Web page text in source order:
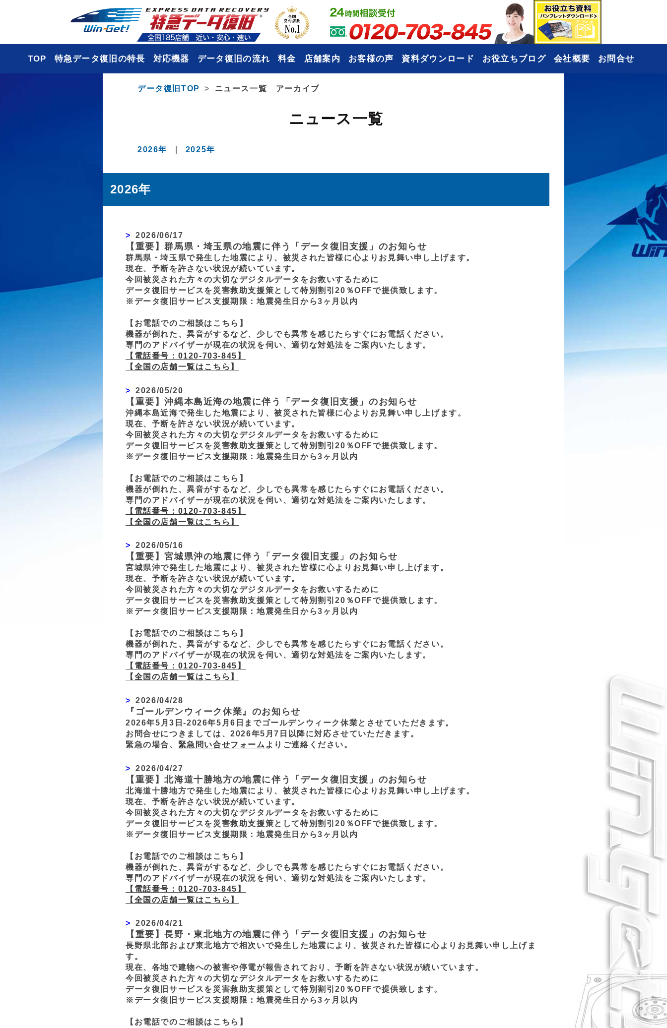
TOP 特急データ復旧の特長 対応機器 データ復旧の流れ 料金 店舗案内 お客様の声 資料ダウンロード お役立ちブログ 会社概要 お問合せ
データ復旧TOP ニュース一覧 アーカイブ
ニュース一覧
2026年 2025年
2026年
2026/06/17
【重要】群馬県・埼玉県の地震に伴う「データ復旧支援」のお知らせ
群馬県・埼玉県で発生した地震により、被災された皆様に心よりお見舞い申し上げます。
現在、予断を許さない状況が続いています。
今回被災された方々の大切なデジタルデータをお救いするために
データ復旧サービスを災害救助支援策として特別割引20％OFFで提供致します。
※データ復旧サービス支援期限：地震発生日から3ヶ月以内
【お電話でのご相談はこちら】
機器が倒れた、異音がするなど、少しでも異常を感じたらすぐにお電話ください。
専門のアドバイザーが現在の状況を伺い、適切な対処法をご案内いたします。
【電話番号：0120-703-845】
【全国の店舗一覧はこちら】
2026/05/20
【重要】沖縄本島近海の地震に伴う「データ復旧支援」のお知らせ
沖縄本島近海で発生した地震により、被災された皆様に心よりお見舞い申し上げます。
現在、予断を許さない状況が続いています。
今回被災された方々の大切なデジタルデータをお救いするために
データ復旧サービスを災害救助支援策として特別割引20％OFFで提供致します。
※データ復旧サービス支援期限：地震発生日から3ヶ月以内
【お電話でのご相談はこちら】
機器が倒れた、異音がするなど、少しでも異常を感じたらすぐにお電話ください。
専門のアドバイザーが現在の状況を伺い、適切な対処法をご案内いたします。
【電話番号：0120-703-845】
【全国の店舗一覧はこちら】
2026/05/16
【重要】宮城県沖の地震に伴う「データ復旧支援」のお知らせ
宮城県沖で発生した地震により、被災された皆様に心よりお見舞い申し上げます。
現在、予断を許さない状況が続いています。
今回被災された方々の大切なデジタルデータをお救いするために
データ復旧サービスを災害救助支援策として特別割引20％OFFで提供致します。
※データ復旧サービス支援期限：地震発生日から3ヶ月以内
【お電話でのご相談はこちら】
機器が倒れた、異音がするなど、少しでも異常を感じたらすぐにお電話ください。
専門のアドバイザーが現在の状況を伺い、適切な対処法をご案内いたします。
【電話番号：0120-703-845】
【全国の店舗一覧はこちら】
2026/04/28
『ゴールデンウィーク休業』のお知らせ
2026年5月3日-2026年5月6日までゴールデンウィーク休業とさせていただきます。
お問合せにつきましては、2026年5月7日以降に対応させていただきます。
緊急の場合、 緊急問い合せフォーム よりご連絡ください。
2026/04/27
【重要】北海道十勝地方の地震に伴う「データ復旧支援」のお知らせ
北海道十勝地方で発生した地震により、被災された皆様に心よりお見舞い申し上げます。
現在、予断を許さない状況が続いています。
今回被災された方々の大切なデジタルデータをお救いするために
データ復旧サービスを災害救助支援策として特別割引20％OFFで提供致します。
※データ復旧サービス支援期限：地震発生日から3ヶ月以内
【お電話でのご相談はこちら】
機器が倒れた、異音がするなど、少しでも異常を感じたらすぐにお電話ください。
専門のアドバイザーが現在の状況を伺い、適切な対処法をご案内いたします。
【電話番号：0120-703-845】
【全国の店舗一覧はこちら】
2026/04/21
【重要】長野・東北地方の地震に伴う「データ復旧支援」のお知らせ
長野県北部および東北地方で相次いで発生した地震により、被災された皆様に心よりお見舞い申し上げま
す。
現在、各地で建物への被害や停電が報告されており、予断を許さない状況が続いています。
今回被災された方々の大切なデジタルデータをお救いするために
データ復旧サービスを災害救助支援策として特別割引20％OFFで提供致します。
※データ復旧サービス支援期限：地震発生日から3ヶ月以内
【お電話でのご相談はこちら】